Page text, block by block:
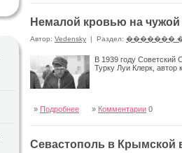
Немалой кровью на
Автор: Vedensky | Раздел: �������
В 1939 году Советский
Турку Луи Клерк, автор
» Подробнее » Комментарии 0
Севастополь в Крымской